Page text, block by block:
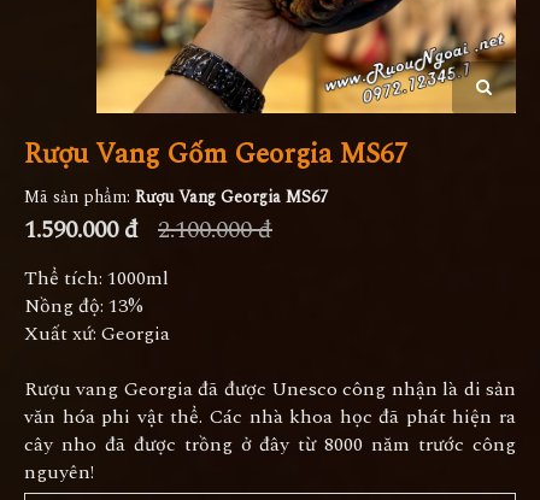
Rượu Vang Gốm Georgia MS67
Mã sản phẩm: Rượu Vang Georgia MS67
1.590.000 đ 2.100.000 đ
Thể tích: 1000ml
Nồng độ: 13%
Xuất xứ: Georgia
Rượu vang Georgia đã được Unesco công nhận là di sản
văn hóa phi vật thể. Các nhà khoa học đã phát hiện ra
cây nho đã được trồng ở đây từ 8000 năm trước công
nguyên!